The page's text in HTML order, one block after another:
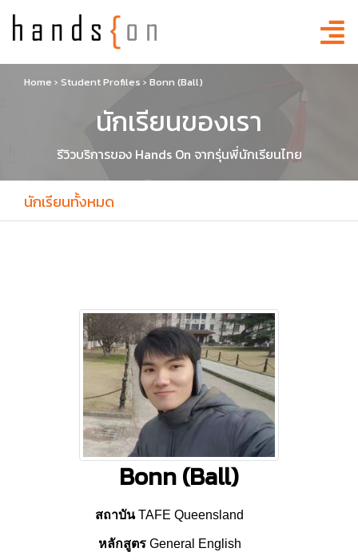
Home › Student Profiles › Bonn (Ball)
นักเรียนของเรา
รีวิวบริการของ Hands On จากรุ่นพี่นักเรียนไทย
นักเรียนทั้งหมด
Bonn (Ball)
สถาบันTAFE Queensland
หลักสูตรGeneral English